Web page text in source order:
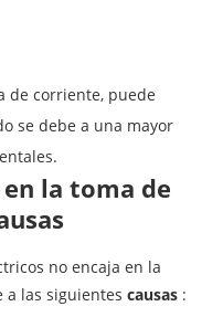
de corriente, puede
se debe a una mayor
la toma de
no encaja en la
a las siguientes causas :